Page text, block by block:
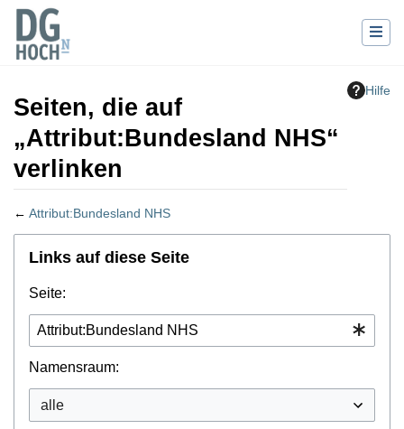
Hilfe
Seiten, die auf
„Attribut:Bundesland NHS“
verlinken
← Attribut:Bundesland NHS
Wechseln zu:Navigation,Suche
Links auf diese Seite
Seite:
Namensraum: